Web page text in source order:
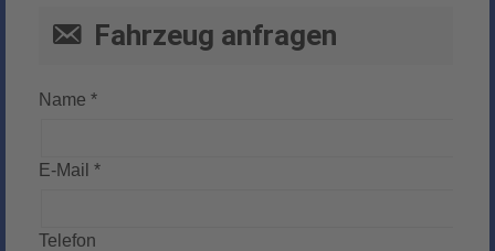
Fahrzeug anfragen
Name *
E-Mail *
Telefon